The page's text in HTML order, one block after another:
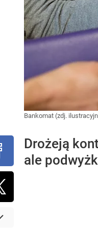
Bankomat (zdj.
Drożeją
ale